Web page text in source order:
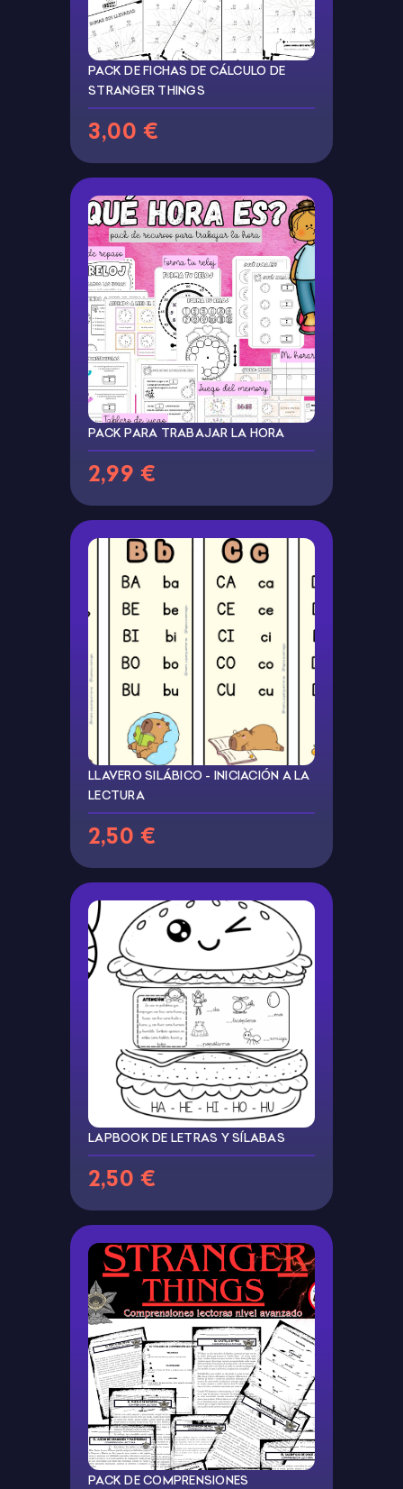
PACK DE FICHAS DE CÁLCULO DE
STRANGER THINGS
3,00 €
PACK PARA TRABAJAR LA HORA
2,99 €
LLAVERO SILÁBICO - INICIACIÓN A LA
LECTURA
2,50 €
LAPBOOK DE LETRAS Y SÍLABAS
2,50 €
PACK DE COMPRENSIONES